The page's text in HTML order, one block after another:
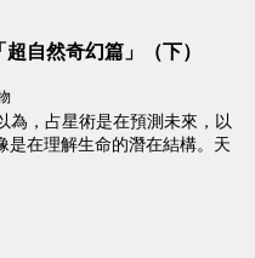
自然奇幻篇」（下）
，占星術是在預測未來，以
是在理解生命的潛在結構。天